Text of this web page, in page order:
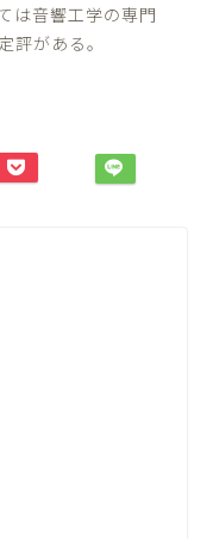
は音響工学の専門
評がある。